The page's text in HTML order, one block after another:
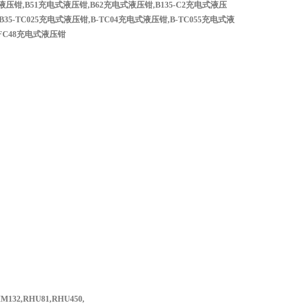
压钳,B51充电式液压钳,B62充电式液压钳,B135-C2充电式液压
TC025充电式液压钳,B-TC04充电式液压钳,B-TC055充电式液
充电式液压钳